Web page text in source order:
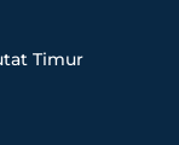
Timur